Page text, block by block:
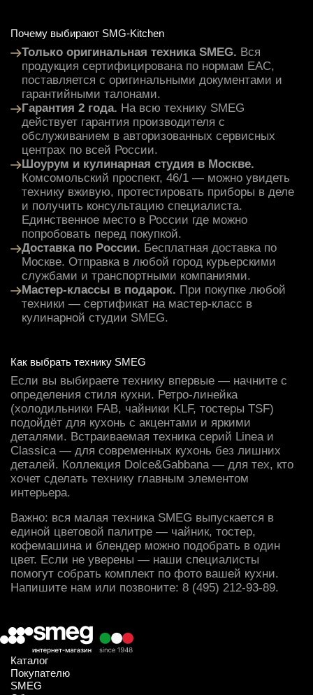
Почему выбирают SMG-Kitchen
Только оригинальная техника SMEG. Вся
продукция сертифицирована по нормам ЕАС,
поставляется с оригинальными документами и
гарантийными талонами.
Гарантия 2 года. На всю технику SMEG
действует гарантия производителя с
обслуживанием в авторизованных сервисных
центрах по всей России.
Шоурум и кулинарная студия в Москве.
Комсомольский проспект, 46/1 — можно увидеть
технику вживую, протестировать приборы в деле
и получить консультацию специалиста.
Единственное место в России где можно
попробовать перед покупкой.
Доставка по России. Бесплатная доставка по
Москве. Отправка в любой город курьерскими
службами и транспортными компаниями.
Мастер-классы в подарок. При покупке любой
техники — сертификат на мастер-класс в
кулинарной студии SMEG.
Как выбрать технику SMEG
Если вы выбираете технику впервые — начните с
определения стиля кухни. Ретро-линейка
(холодильники FAB, чайники KLF, тостеры TSF)
подойдёт для кухонь с акцентами и яркими
деталями. Встраиваемая техника серий Linea и
Classica — для современных кухонь без лишних
деталей. Коллекция Dolce&Gabbana — для тех, кто
хочет сделать технику главным элементом
интерьера.
Важно: вся малая техника SMEG выпускается в
единой цветовой палитре — чайник, тостер,
кофемашинаи блендер можно подобрать в один
цвет. Если не уверены — наши специалисты
помогут собрать комплект по фото вашей кухни.
Напишите нам или позвоните: 8 (495) 212-93-89.
Каталог
Покупателю
SMEG